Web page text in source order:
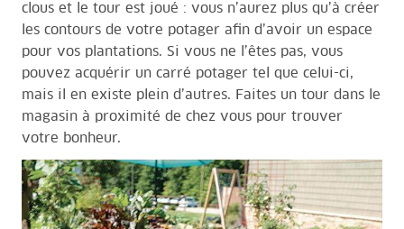
clous et le tour est joué : vous n’aurez plus qu’à créer
les contours de votre potager afin d’avoir un espace
pour vos plantations. Si vous ne l’êtes pas, vous
pouvez acquérir un carré potager tel que celui-ci ,
mais il en existe plein d’autres. Faites un tour dans le
magasin à proximité de chez vous pour trouver
votre bonheur.